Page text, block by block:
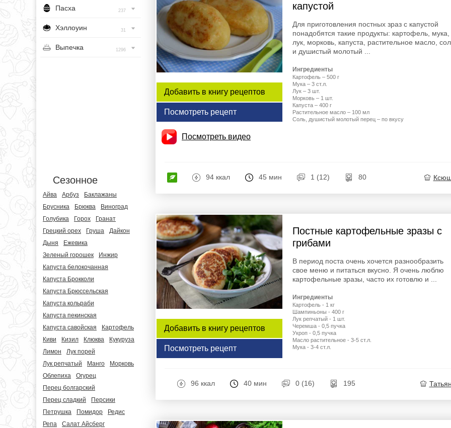
Пасха 237
Хэллоуин 31
Выпечка 1296
Сезонное
Айва Арбуз
Баклажаны
Брусника
Брюква
Виноград
Голубика
Горох
Гранат
Грецкий орех
Груша
Дайкон
Дыня
Ежевика
Зеленый горошек
Инжир
Капуста белокочанная
Капуста Брокколи
Капуста Брюссельская
Капуста кольраби
Капуста пекинская
Капуста савойская
Картофель
Киви
Кизил Клюква
Кукуруза
Лимон
Лук порей
Лук репчатый
Манго
Морковь
Облепиха
Огурец
Перец болгарский
Перец сладкий
Персики
Петрушка
Помидор
Редис
Репа
Салат Айсберг
Добавить в книгу рецептов
Посмотреть рецепт
Посмотреть видео
капустой
Для приготовления постных зраз с капустой
понадобятся такие продукты: картофель, мука,
лук, морковь, капуста, растительное масло,
и душистый молотый ...
Ингредиенты
Картофель – 500 г
Мука – 3 ст.л.
Лук – 3 шт.
Морковь – 1 шт.
Капуста – 400 г
Растительное масло – 100 мл
Соль, душистый молотый перец – по вкусу
94 ккал 45 мин 1 (12) 80
Добавить в книгу рецептов
Посмотреть рецепт
Постные картофельные зразы с
грибами
В период поста очень хочется разнообразить
свое меню и питаться вкусно. Я очень люблю
картофельные зразы, часто их готовлю и ...
Ингредиенты
Картофель - 1 кг
Шампиньоны - 400 г
Лук репчатый - 1 шт.
Черемша - 0,5 пучка
Укроп - 0,5 пучка
Масло растительное - 3-5 ст.л.
Мука - 3-4 ст.л.
96 ккал 40 мин 0 (16) 195